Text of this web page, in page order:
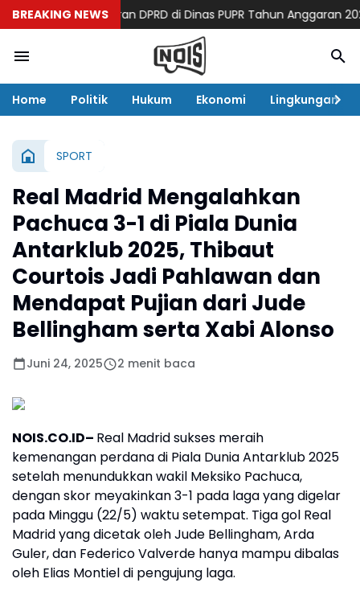
BREAKING NEWS
Pokok Pikiran DPRD di Dinas PUPR Tahun Anggaran 2026
Home Politik Hukum Ekonomi Lingkungan
SPORT
Real Madrid Mengalahkan
Pachuca 3-1 di Piala Dunia
Antarklub 2025, Thibaut
Courtois Jadi Pahlawan dan
Mendapat Pujian dari Jude
Bellingham serta Xabi Alonso
Juni 24, 2025 2 menit baca
NOIS.CO.ID– Real Madrid sukses meraih
kemenangan perdana di Piala Dunia Antarklub 2025
setelah menundukkan wakil Meksiko Pachuca,
dengan skor meyakinkan 3-1 pada laga yang digelar
pada Minggu (22/5) waktu setempat. Tiga gol Real
Madrid yang dicetak oleh Jude Bellingham, Arda
Guler, dan Federico Valverde hanya mampu dibalas
oleh Elias Montiel di pengujung laga.